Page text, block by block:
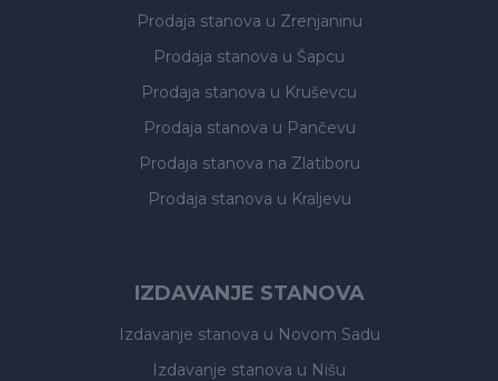
Prodaja stanova u Zrenjaninu
Prodaja stanova u Šapcu
Prodaja stanova u Kruševcu
Prodaja stanova u Pančevu
Prodaja stanova na Zlatiboru
Prodaja stanova u Kraljevu
IZDAVANJE STANOVA
Izdavanje stanova u Novom Sadu
Izdavanje stanova u Nišu